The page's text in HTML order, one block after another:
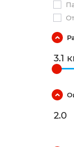
3.1
2.0